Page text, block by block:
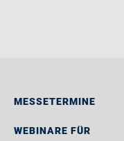
MESSETERMINE
WEBINARE FÜR